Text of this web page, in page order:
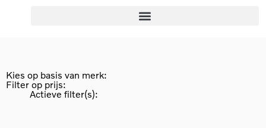
Kies op basis van merk:
Filter op prijs:
Actieve filter(s):